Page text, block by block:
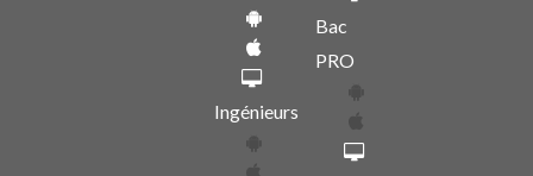
Ingénieurs
Bac
PRO